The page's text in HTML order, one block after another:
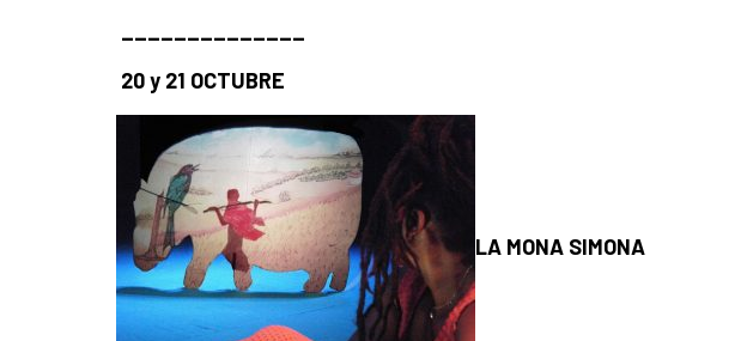
______________
20 y 21 OCTUBRE
LA MONA SIMONA